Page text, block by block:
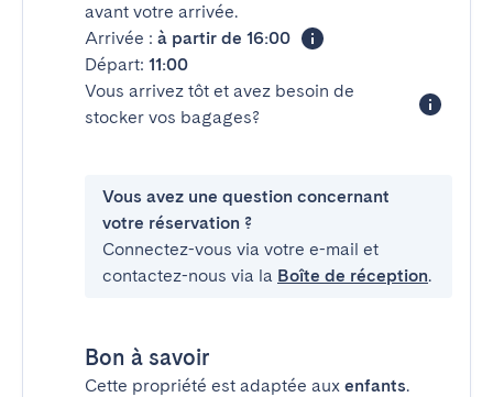
avant votre arrivée.
Arrivée : à partir de 16:00
Départ: 11:00
Vous arrivez tôt et avez besoin de
stocker vos bagages?
Vous avez une question concernant
votre réservation ?
Connectez-vous via votre e-mail et
contactez-nous via la Boîte de réception.
Bon à savoir
Cette propriété est adaptée aux enfants.